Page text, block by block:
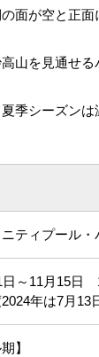
面が空と正
山を見通せ
季シーズン
ティプール・
～11月15日
年は7月13
】